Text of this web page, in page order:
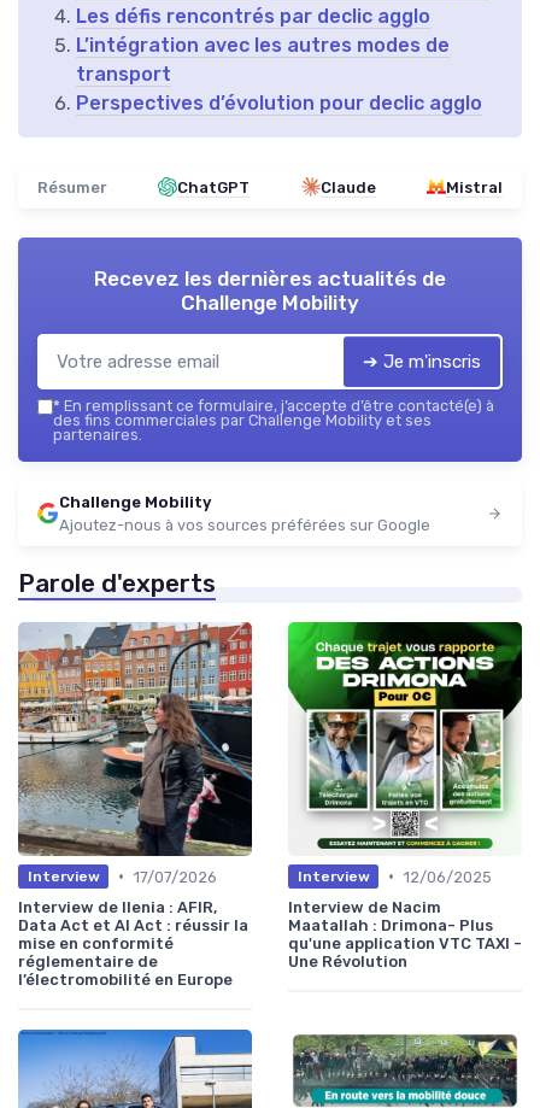
Les défis rencontrés par declic agglo
L’intégration avec les autres modes de
transport
Perspectives d’évolution pour declic agglo
Résumer ChatGPT Claude Mistral
Recevez les dernières actualités de
Challenge Mobility
➔ Je m'inscris
* En remplissant ce formulaire, j’accepte d’être contacté(e) à
des fins commerciales par Challenge Mobility et ses
partenaires.
Challenge Mobility
Ajoutez-nous à vos sources préférées sur Google
Parole d'experts
Interview • 17/07/2026
Interview de Ilenia : AFIR,
Data Act et AI Act : réussir la
mise en conformité
réglementaire de
l’électromobilité en Europe
Interview • 12/06/2025
Interview de Nacim
Maatallah : Drimona- Plus
qu'une application VTC TAXI -
Une Révolution